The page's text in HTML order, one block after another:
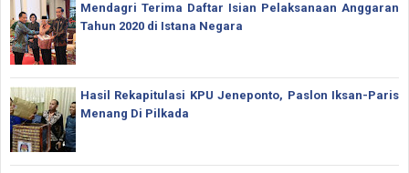
Mendagri Terima Daftar Isian Pelaksanaan Anggaran
Tahun 2020 di Istana Negara
Hasil Rekapitulasi KPU Jeneponto, Paslon Iksan-Paris
Menang Di Pilkada